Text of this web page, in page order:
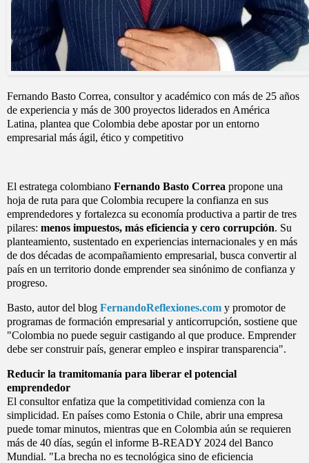
Fernando Basto Correa, consultor y académico con más de 25 años
de experiencia y más de 300 proyectos liderados en América
Latina, plantea que Colombia debe apostar por un entorno
empresarial más ágil, ético y competitivo
El estratega colombiano Fernando Basto Correa propone una
hoja de ruta para que Colombia recupere la confianza en sus
emprendedores y fortalezca su economía productiva a partir de tres
pilares: menos impuestos, más eficiencia y cero corrupción. Su
planteamiento, sustentado en experiencias internacionales y en más
de dos décadas de acompañamiento empresarial, busca convertir al
país en un territorio donde emprender sea sinónimo de confianza y
progreso.
Basto, autor del blog FernandoReflexiones.com y promotor de
programas de formación empresarial y anticorrupción, sostiene que
"Colombia no puede seguir castigando al que produce. Emprender
debe ser construir país, generar empleo e inspirar transparencia".
Reducir la tramitomanía para liberar el potencial
emprendedor
El consultor enfatiza que la competitividad comienza con la
simplicidad. En países como Estonia o Chile, abrir una empresa
puede tomar minutos, mientras que en Colombia aún se requieren
más de 40 días, según el informe B-READY 2024 del Banco
Mundial. "La brecha no es tecnológica sino de eficiencia